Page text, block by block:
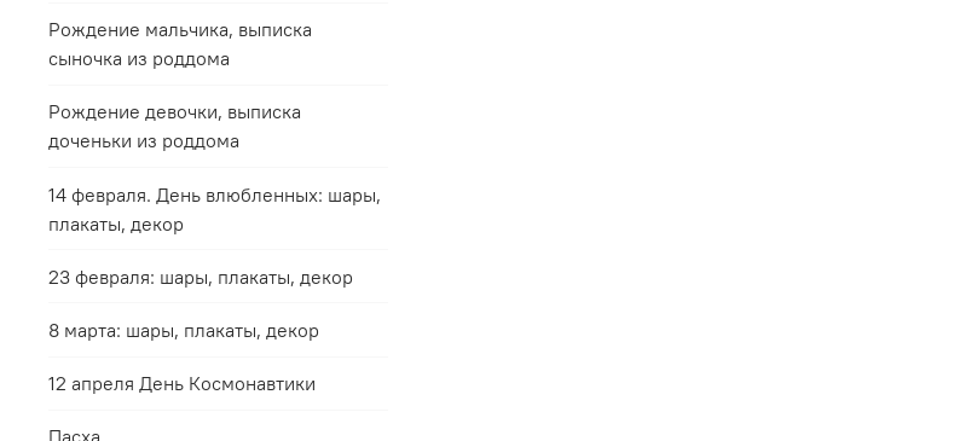
Рождение мальчика, выписка
сыночка из роддома
Рождение девочки, выписка
доченьки из роддома
14 февраля. День влюбленных: шары,
плакаты, декор
23 февраля: шары, плакаты, декор
8 марта: шары, плакаты, декор
12 апреля День Космонавтики